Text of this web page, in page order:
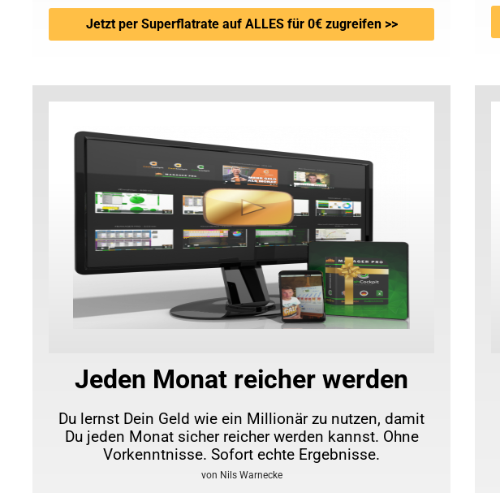
Jetzt per Superflatrate auf ALLES für 0€ zugreifen >>
Jeden Monat reicher werden
Du lernst Dein Geld wie ein Millionär zu nutzen, damit
Du jeden Monat sicher reicher werden kannst. Ohne
Vorkenntnisse. Sofort echte Ergebnisse.
von Nils Warnecke